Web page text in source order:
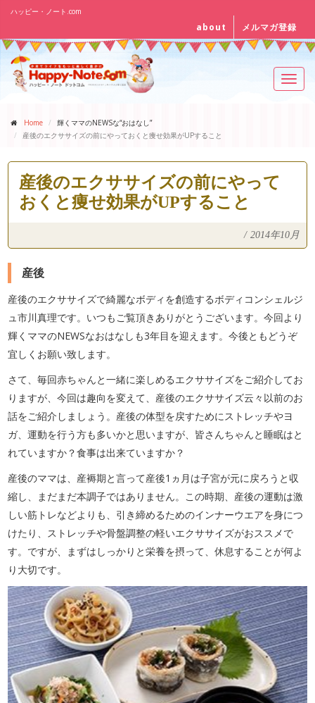
ハッピー・ノート.com
about メルマガ登録
Home
輝くママのNEWSな“おはなし”
産後のエクササイズの前にやっておくと痩せ効果がUPすること
産後のエクササイズの前にやって
おくと痩せ効果がUPすること
/ 2014年10月
産後
産後のエクササイズで綺麗なボディを創造するボディコンシェルジ
ュ市川真理です。いつもご覧頂きありがとうございます。今回より
輝くママのNEWSなおはなしも3年目を迎えます。今後ともどうぞ
宜しくお願い致します。
さて、毎回赤ちゃんと一緒に楽しめるエクササイズをご紹介してお
りますが、今回は趣向を変えて、産後のエクササイズ云々以前のお
話をご紹介しましょう。産後の体型を戻すためにストレッチやヨ
ガ、運動を行う方も多いかと思いますが、皆さんちゃんと睡眠はと
れていますか？食事は出来ていますか？
産後のママは、産褥期と言って産後1ヵ月は子宮が元に戻ろうと収
縮し、まだまだ本調子ではありません。この時期、産後の運動は激
しい筋トレなどよりも、引き締めるためのインナーウエアを身につ
けたり、ストレッチや骨盤調整の軽いエクササイズがおススメで
す。ですが、まずはしっかりと栄養を摂って、休息することが何よ
り大切です。